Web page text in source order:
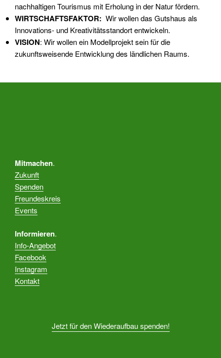
nachhaltigen Tourismus mit Erholung in der Natur fördern.
WIRTSCHAFTSFAKTOR: Wir wollen das Gutshaus als
Innovations- und Kreativitätsstandort entwickeln.
VISION: Wir wollen ein Modellprojekt sein für die
zukunftsweisende Entwicklung des ländlichen Raums.
Mitmachen.
Zukunft
Spenden
Freundeskreis
Events
Informieren.
Info-Angebot
Facebook
Instagram
Kontakt
Jetzt für den Wiederaufbau spenden!